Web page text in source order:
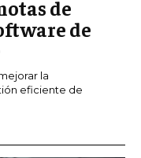
de
de
la
eficiente de